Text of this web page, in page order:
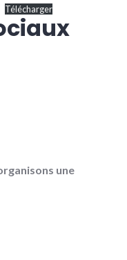
Télécharger
une